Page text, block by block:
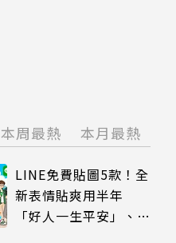
本周最熱 本月最熱
LINE免費貼圖5款！全
新表情貼爽用半年
「好人一生平安」、